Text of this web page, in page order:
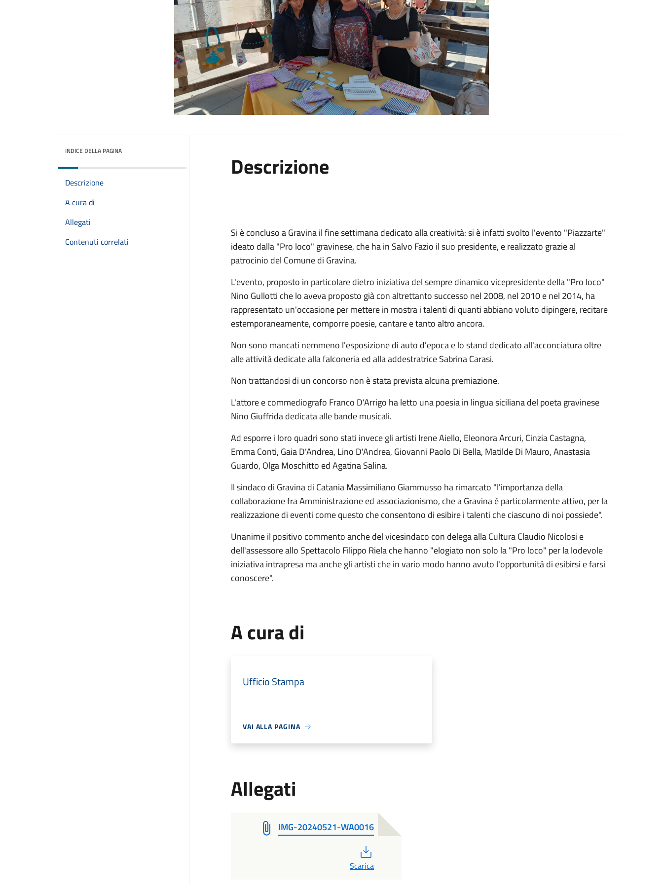
INDICE DELLA PAGINA
Descrizione
A cura di
Allegati
Contenuti correlati
Descrizione
Si è concluso a Gravina il fine settimana dedicato alla creatività: si è infatti svolto l'evento "Piazzarte"
ideato dalla "Pro loco" gravinese, che ha in Salvo Fazio il suo presidente, e realizzato grazie al
patrocinio del Comune di Gravina.
L'evento, proposto in particolare dietro iniziativa del sempre dinamico vicepresidente della "Pro loco"
Nino Gullotti che lo aveva proposto già con altrettanto successo nel 2008, nel 2010 e nel 2014, ha
rappresentato un'occasione per mettere in mostra i talenti di quanti abbiano voluto dipingere, recitare
estemporaneamente, comporre poesie, cantare e tanto altro ancora.
Non sono mancati nemmeno l'esposizione di auto d'epoca e lo stand dedicato all'acconciatura oltre
alle attività dedicate alla falconeria ed alla addestratrice Sabrina Carasi.
Non trattandosi di un concorso non è stata prevista alcuna premiazione.
L'attore e commediografo Franco D'Arrigo ha letto una poesia in lingua siciliana del poeta gravinese
Nino Giuffrida dedicata alle bande musicali.
Ad esporre i loro quadri sono stati invece gli artisti Irene Aiello, Eleonora Arcuri, Cinzia Castagna,
Emma Conti, Gaia D'Andrea, Lino D'Andrea, Giovanni Paolo Di Bella, Matilde Di Mauro, Anastasia
Guardo, Olga Moschitto ed Agatina Salina.
Il sindaco di Gravina di Catania Massimiliano Giammusso ha rimarcato "l'importanza della
collaborazione fra Amministrazione ed associazionismo, che a Gravina è particolarmente attivo, per la
realizzazione di eventi come questo che consentono di esibire i talenti che ciascuno di noi possiede".
Unanime il positivo commento anche del vicesindaco con delega alla Cultura Claudio Nicolosi e
dell'assessore allo Spettacolo Filippo Riela che hanno "elogiato non solo la "Pro loco" per la lodevole
iniziativa intrapresa ma anche gli artisti che in vario modo hanno avuto l'opportunità di esibirsi e farsi
conoscere".
A cura di
Ufficio Stampa
VAI ALLA PAGINA
Allegati
IMG-20240521-WA0016
Scarica